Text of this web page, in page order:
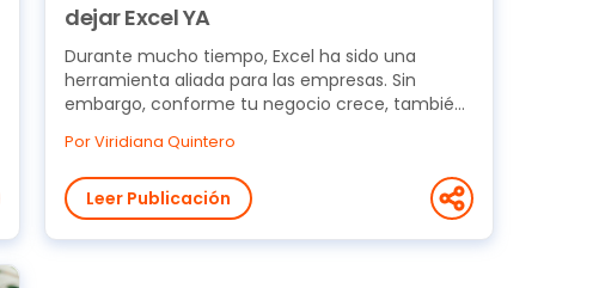
dejar Excel YA
Durante mucho tiempo, Excel ha sido una
herramienta aliada para las empresas. Sin
embargo, conforme tu negocio crece, también
Por Viridiana Quintero
Leer Publicación